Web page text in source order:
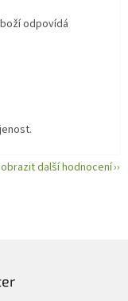
odpovídá
další hodnocení